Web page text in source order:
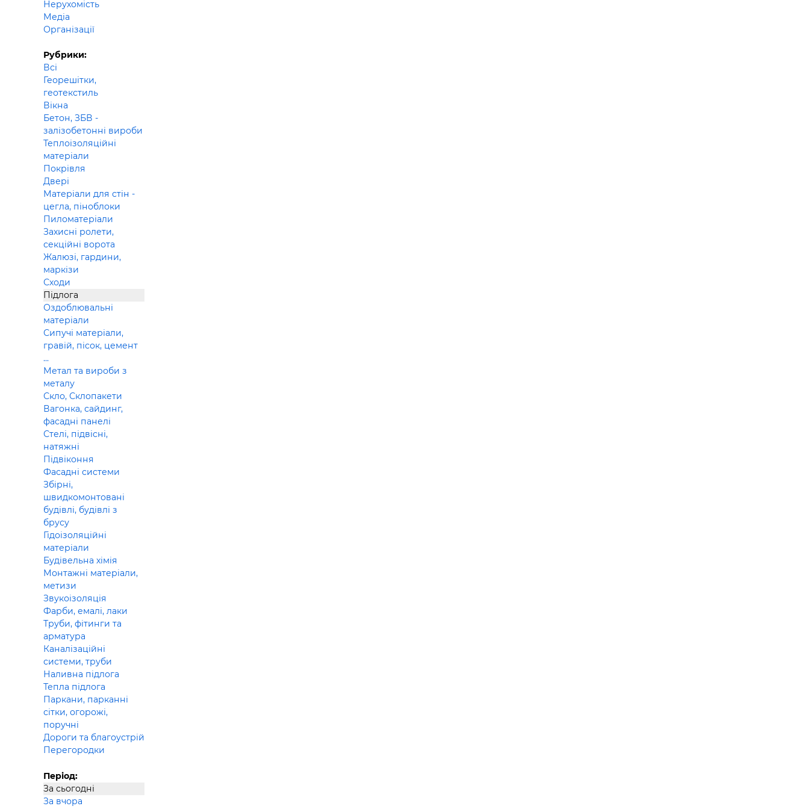
Нерухомість
Медіа
Організації
Рубрики:
Всі
Георешітки,
геотекстиль
Вікна
Бетон, ЗБВ -
залізобетонні вироби
Теплоізоляційні
матеріали
Покрівля
Двері
Матеріали для стін -
цегла, піноблоки
Пиломатеріали
Захисні ролети,
секційні ворота
Жалюзі, гардини,
маркізи
Сходи
Підлога
Оздоблювальні
матеріали
Сипучі матеріали,
гравій, пісок, цемент
...
Метал та вироби з
металу
Скло, Склопакети
Вагонка, сайдинг,
фасадні панелі
Стелі, підвісні,
натяжні
Підвіконня
Фасадні системи
Збірні,
швидкомонтовані
будівлі, будівлі з
брусу
Гідоізоляційні
матеріали
Будівельна хімія
Монтажні матеріали,
метизи
Звукоізоляція
Фарби, емалі, лаки
Труби, фітинги та
арматура
Каналізаційні
системи, труби
Наливна підлога
Тепла підлога
Паркани, парканні
сітки, огорожі,
поручні
Дороги та благоустрій
Перегородки
Період:
За сьогодні
За вчора